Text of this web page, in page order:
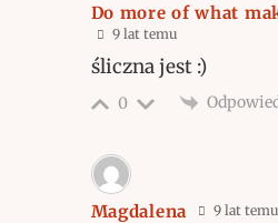
Do more of what
9 lat temu
śliczna jest :)
0
Magdalena 9 lat temu